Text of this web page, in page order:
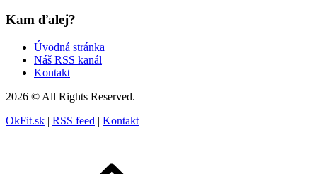
Kam ďalej?
Úvodná stránka
Náš RSS kanál
Kontakt
2026 © All Rights Reserved.
OkFit.sk | RSS feed | Kontakt